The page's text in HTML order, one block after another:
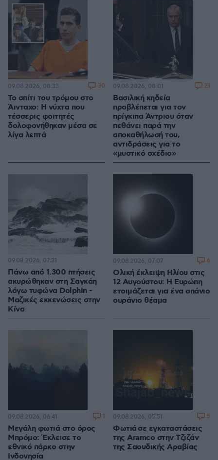
Το σπίτι του τρόμου στο
Άινταχο: Η νύχτα που
τέσσερις φοιτητές
δολοφονήθηκαν μέσα σε
λίγα λεπτά
09.08.2026, 08:33 30
Βασιλική κηδεία
προβλέπεται για τον
πρίγκιπα Άντριου όταν
πεθάνει παρά την
αποκαθήλωσή του,
αντιδράσεις για το
«μυστικό σχέδιο»
09.08.2026, 08:01 21
Πάνω από 1.300 πτήσεις
ακυρώθηκαν στη Σαγκάη
λόγω τυφώνα Dolphin -
Μαζικές εκκενώσεις στην
Κίνα
09.08.2026, 07:31
Ολική έκλειψη Ηλίου στις
12 Αυγούστου: Η Ευρώπη
ετοιμάζεται για ένα σπάνιο
ουράνιο θέαμα
09.08.2026, 07:07 6
Μεγάλη φωτιά στο όρος
Μπρόμο: Έκλεισε το
εθνικό πάρκο στην
Ινδονησία
09.08.2026, 06:41 1
Φωτιά σε εγκαταστάσεις
της Aramco στην Τζιζάν
της Σαουδικής Αραβίας
09.08.2026, 05:51 5